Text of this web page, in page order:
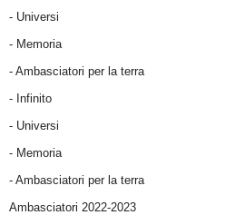
- Universi
- Memoria
- Ambasciatori per la terra
- Infinito
- Universi
- Memoria
- Ambasciatori per la terra
Ambasciatori 2022-2023